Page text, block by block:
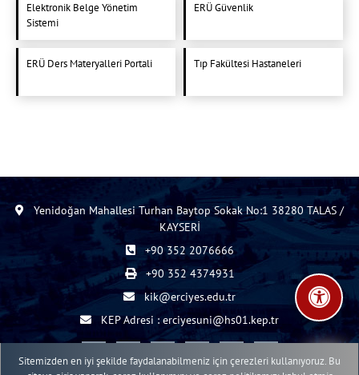
Elektronik Belge Yönetim
Sistemi
ERÜ Güvenlik
ERÜ Ders Materyalleri Portali Tıp Fakültesi Hastaneleri
Yenidoğan Mahallesi Turhan Baytop Sokak No:1 38280 TALAS /
KAYSERİ
+90 352 2076666
+90 352 4374931
kik@erciyes.edu.tr
KEP Adresi : erciyesuni@hs01.kep.tr
Sitemizden en iyi şekilde faydalanabilmeniz için çerezleri kullanıyoruz. Bu